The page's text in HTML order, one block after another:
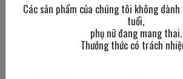
Các sản phẩm của chúng tôi không dành
tuổi,
phụ nữ đang mang thai.
Thưởng thức có trách